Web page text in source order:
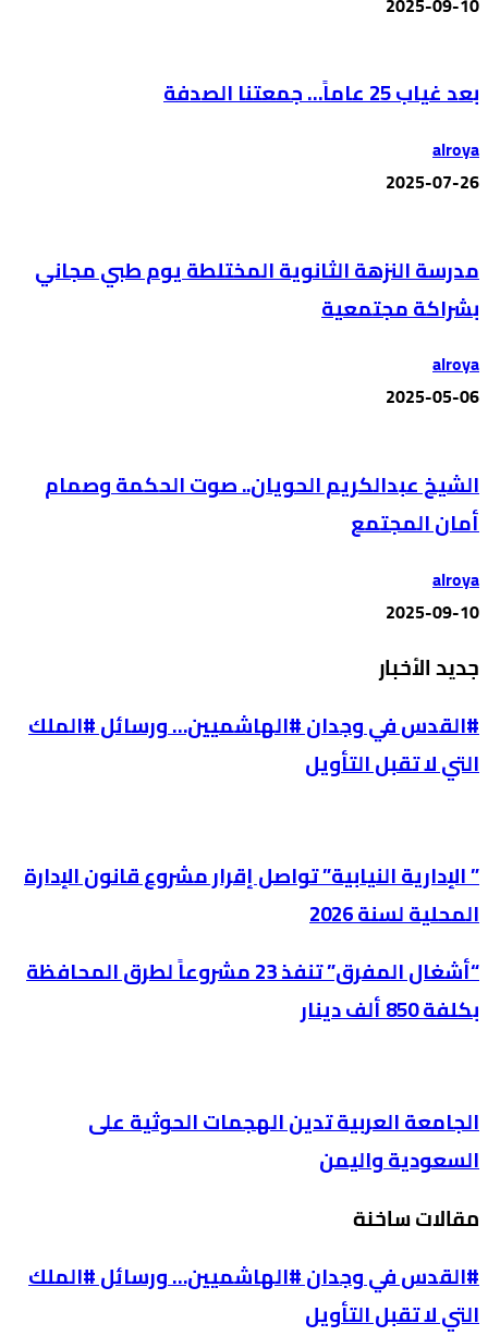
بعد غياب 25 عاماً… جمعتنا الصدفة
alroya
2025-07-26
مدرسة النزهة الثانوية المختلطة يوم طبي مجاني
بشراكة مجتمعية
alroya
2025-05-06
الشيخ عبدالكريم الحويان.. صوت الحكمة وصمام
أمان المجتمع
alroya
2025-09-10
جديد الأخبار
#القدس في وجدان #الهاشميين… ورسائل #الملك
التي لا تقبل التأويل
” الإدارية النيابية” تواصل إقرار مشروع قانون الإدارة
المحلية لسنة 2026
“أشغال المفرق” تنفذ 23 مشروعاً لطرق المحافظة
بكلفة 850 ألف دينار
الجامعة العربية تدين الهجمات الحوثية على
السعودية واليمن
مقالات ساخنة
#القدس في وجدان #الهاشميين… ورسائل #الملك
التي لا تقبل التأويل